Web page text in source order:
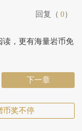
回复（ 0）
读，更有海量岩币免
下一章
币奖不停